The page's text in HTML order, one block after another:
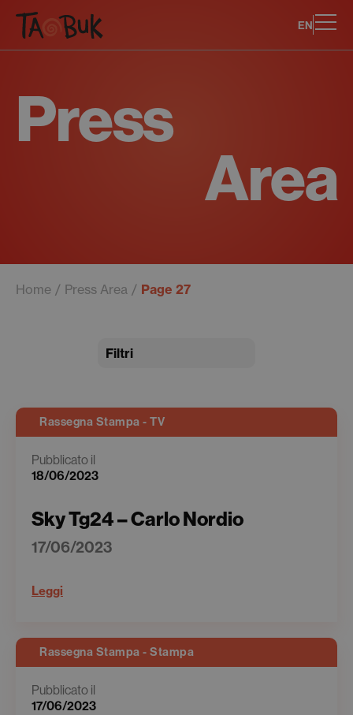
EN
Press
Area
Home Press Area Page 27
Filtri
Rassegna Stampa - TV
Pubblicato il
18/06/2023
Sky Tg24 – Carlo Nordio
17/06/2023
Leggi
Rassegna Stampa - Stampa
Pubblicato il
17/06/2023